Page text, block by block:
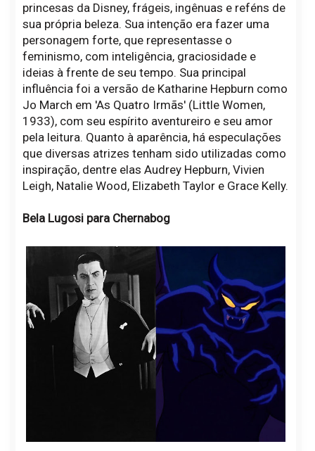
princesas da Disney, frágeis, ingênuas e reféns de
sua própria beleza. Sua intenção era fazer uma
personagem forte, que representasse o
feminismo, com inteligência, graciosidade e
ideias à frente de seu tempo. Sua principal
influência foi a versão de Katharine Hepburn como
Jo March em 'As Quatro Irmãs' (Little Women,
1933), com seu espírito aventureiro e seu amor
pela leitura. Quanto à aparência, há especulações
que diversas atrizes tenham sido utilizadas como
inspiração, dentre elas Audrey Hepburn, Vivien
Leigh, Natalie Wood, Elizabeth Taylor e Grace Kelly.
Bela Lugosi para Chernabog